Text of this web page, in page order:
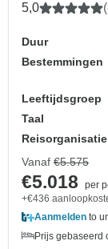
5,0
Duur
Bestemmingen
Leeftijdsgroep
Taal
Reisorganisatie
Vanaf €5.575
€5.018
per
+€436
Aanmelden to
Prijs gebaseerd